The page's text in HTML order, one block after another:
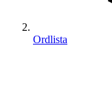
Ordlista